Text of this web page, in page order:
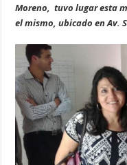
Moreno, tuvo lugar esta
el mismo, ubicado en Av.